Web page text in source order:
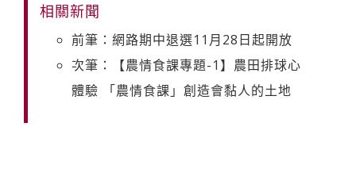
相關新聞
前筆：網路期中退選11月28日起開放
次筆：【農情食課專題-1】農田排球心
體驗 「農情食課」創造會黏人的土地